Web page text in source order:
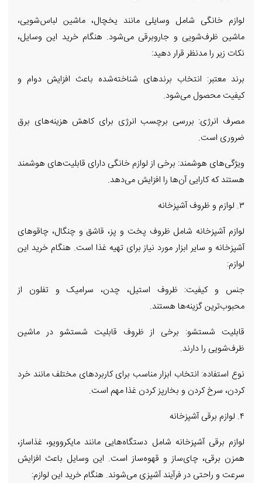
لوازم خانگی شامل وسایلی مانند یخچال، ماشین لباس‌شویی،
ماشین ظرف‌شویی و جاروبرقی می‌شود. هنگام خرید این وسایل،
نکات زیر را مدنظر قرار دهید:
برند معتبر: انتخاب برندهای شناخته‌شده باعث افزایش دوام و
کیفیت محصول می‌شود.
مصرف انرژی: بررسی برچسب انرژی برای کاهش هزینه‌های برق
ضروری است.
ویژگی‌های هوشمند: برخی از لوازم خانگی دارای قابلیت‌های هوشمند
هستند که کارایی آن‌ها را افزایش می‌دهد.
۳. لوازم و ظروف آشپزخانه
لوازم آشپزخانه شامل ظروف پخت و پز، قاشق و چنگال، چاقوهای
آشپزخانه و سایر ابزار مورد نیاز برای تهیه غذا است. هنگام خرید این
لوازم:
جنس و کیفیت: ظروف استیل، چدن، سرامیک و تفلون از
محبوب‌ترین گزینه‌ها هستند.
قابلیت شستشو: برخی از ظروف قابلیت شستشو در ماشین
ظرف‌شویی را دارند.
نوع استفاده: انتخاب ابزار مناسب برای کاربردهای مختلف مانند خرد
کردن، سرخ کردن و بخارپز کردن غذا مهم است.
۴. لوازم برقی آشپزخانه
لوازم برقی آشپزخانه شامل دستگاه‌هایی مانند مایکروویو، غذاساز،
همزن برقی، چای‌ساز و قهوه‌ساز است. این وسایل باعث افزایش
سرعت و راحتی در فرآیند آشپزی می‌شوند. هنگام خرید این لوازم: